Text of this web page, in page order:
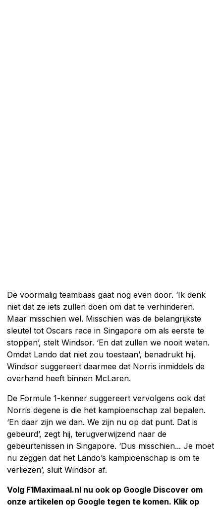
De voormalig teambaas gaat nog even door. ‘Ik denk
niet dat ze iets zullen doen om dat te verhinderen.
Maar misschien wel. Misschien was de belangrijkste
sleutel tot Oscars race in Singapore om als eerste te
stoppen’, stelt Windsor. ‘En dat zullen we nooit weten.
Omdat Lando dat niet zou toestaan’, benadrukt hij.
Windsor suggereert daarmee dat Norris inmiddels de
overhand heeft binnen McLaren.
De Formule 1-kenner suggereert vervolgens ook dat
Norris degene is die het kampioenschap zal bepalen.
‘En daar zijn we dan. We zijn nu op dat punt. Dat is
gebeurd’, zegt hij, terugverwijzend naar de
gebeurtenissen in Singapore. ‘Dus misschien... Je moet
nu zeggen dat het Lando’s kampioenschap is om te
verliezen’, sluit Windsor af.
Volg F1Maximaal.nl nu ook op Google Discover om
onze artikelen op Google tegen te komen. Klik op